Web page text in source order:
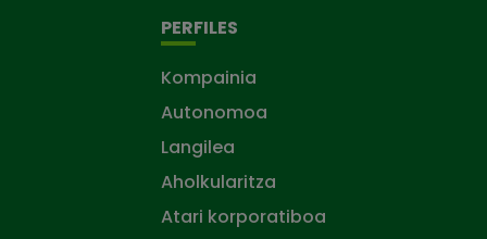
PERFILES
Kompainia
Autonomoa
Langilea
Aholkularitza
Atari korporatiboa